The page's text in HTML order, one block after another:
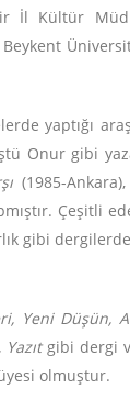
İl Kültür
yaptığı
Onur gibi
(1985-Ankara),
Çeşitli
gibi
Yeni Düşün,
gibi dergi
olmuştur.